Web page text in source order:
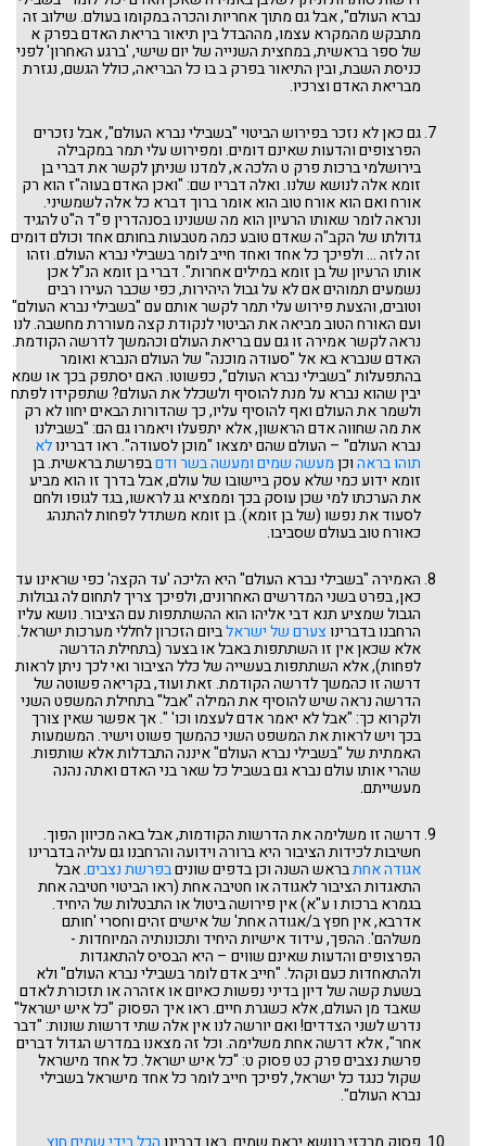
נברא העולם", אבל גם מתוך אחריות והכרה במקומו בעולם. שילוב זה
מתבקש מהמקרא עצמו, מההבדל בין תיאור בריאת האדם בפרק א
של ספר בראשית, במחצית השנייה של יום שישי, 'ברגע האחרון' לפני
כניסת השבת, ובין התיאור בפרק ב בו כל הבריאה, כולל הגשם, נגזרת
מבריאת האדם וצרכיו.
גם כאן לא נזכר בפירוש הביטוי "בשבילי נברא העולם", אבל נזכרים
הפרצופים והדעות שאינם דומים. ומפירוש עלי תמר במקבילה
בירושלמי ברכות פרק ט הלכה א, למדנו שניתן לקשר את דברי בן
זומא אלה לנושא שלנו. ואלה דבריו שם: "ואכן האדם בעוה"ז הוא רק
אורח ואם הוא אורח טוב הוא אומר ברוך דברא כל אלה לשמשיני.
ונראה לומר שאותו הרעיון הוא מה ששנינו בסנהדרין פ"ד ה"ט להגיד
גדולתו של הקב"ה שאדם טובע כמה מטבעות בחותם אחד וכולם דומים
זה לזה ... ולפיכך כל אחד ואחד חייב לומר בשבילי נברא העולם. וזהו
אותו הרעיון של בן זומא במילים אחרות". דברי בן זומא הנ"ל אכן
נשמעים תמוהים אם לא על גבול היהירות, כפי שכבר העירו רבים
וטובים, והצעת פירוש עלי תמר לקשר אותם עם "בשבילי נברא העולם"
ועם האורח הטוב מביאה את הביטוי לנקודת קצה מעוררת מחשבה. לנו
נראה לקשר אמירה זו גם עם בריאת העולם וכהמשך לדרשה הקודמת.
האדם שנברא בא אל "סעודה מוכנה" של העולם הנברא ואומר
בהתפעלות "בשבילי נברא העולם", כפשוטו. האם יסתפק בכך או שמא
יבין שהוא נברא על מנת להוסיף ולשכלל את העולם? שתפקידו לפתח
ולשמר את העולם ואף להוסיף עליו, כך שהדורות הבאים יחוו לא רק
את מה שחווה אדם הראשון, אלא יתפעלו ויאמרו גם הם: "בשבילנו
נברא העולם" – העולם שהם ימצאו "מוכן לסעודה". ראו דברינולא
תוהו בראהוכןמעשה שמים ומעשה בשר ודםבפרשת בראשית. בן
זומא ידוע כמי שלא עסק ביישובו של עולם, אבל בדרך זו הוא מביע
את הערכתו למי שכן עוסק בכך וממציא גג לראשו, בגד לגופו ולחם
לסעוד את נפשו (של בן זומא). בן זומא משתדל לפחות להתנהג
כאורח טוב בעולם שסביבו.
האמירה "בשבילי נברא העולם" היא הליכה 'עד הקצה' כפי שראינו עד
כאן, בפרט בשני המדרשים האחרונים, ולפיכך צריך לתחום לה גבולות.
הגבול שמציע תנא דבי אליהו הוא ההשתתפות עם הציבור. נושא עליו
הרחבנו בדברינוצערם של ישראלביום הזכרון לחללי מערכות ישראל.
אלא שכאן אין זו השתתפות באבל או בצער (בתחילת הדרשה
לפחות), אלא השתתפות בעשייה של כלל הציבור ואי לכך ניתן לראות
דרשה זו כהמשך לדרשה הקודמת. זאת ועוד, בקריאה פשוטה של
הדרשה נראה שיש להוסיף את המילה "אבל" בתחילת המשפט השני
ולקרוא כך: "אבל לא יאמר אדם לעצמו וכו' ". אך אפשר שאין צורך
בכך ויש לראות את המשפט השני כהמשך פשוט וישיר. המשמעות
האמתית של "בשבילי נברא העולם" איננה התבדלות אלא שותפות.
שהרי אותו עולם נברא גם בשביל כל שאר בני האדם ואתה נהנה
מעשייתם.
דרשה זו משלימה את הדרשות הקודמות, אבל באה מכיוון הפוך.
חשיבות לכידות הציבור היא ברורה וידועה והרחבנו גם עליה בדברינו
אגודה אחתבראש השנה וכן בדפים שוניםבפרשת נצבים. אבל
התאגדות הציבור לאגודה או חטיבה אחת (ראו הביטוי חטיבה אחת
בגמרא ברכות ו ע"א) אין פירושה ביטול או התבטלות של היחיד.
אדרבא, אין חפץ ב/אגודה אחת' של אישים זהים וחסרי 'חותם
משלהם'. ההפך, עידוד אישיות היחיד ותכונותיה המיוחדות -
הפרצופים והדעות שאינם שווים – היא הבסיס להתאגדות
ולהתאחדות כעם וקהל. "חייב אדם לומר בשבילי נברא העולם" ולא
בשעת קשה של דיון בדיני נפשות כאיום או אזהרה או תזכורת לאדם
שאבד מן העולם, אלא כשגרת חיים. ראו איך הפסוק "כל איש ישראל"
נדרש לשני הצדדים! ואם יורשה לנו אין אלה שתי דרשות שונות: "דבר
אחר", אלא דרשה אחת משלימה. וכל זה מצאנו במדרש הגדול דברים
פרשת נצבים פרק כט פסוק ט: "כל איש ישראל. כל אחד מישראל
שקול כנגד כל ישראל, לפיכך חייב לומר כל אחד מישראל בשבילי
נברא העולם".